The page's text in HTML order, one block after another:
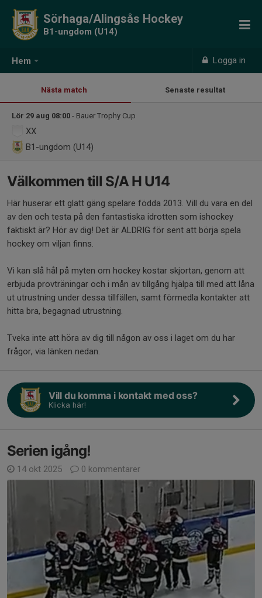
Hem Logga in
Sörhaga/Alingsås Hockey
B1-ungdom (U14)
Nästa match Senaste resultat
Lör 29 aug 08:00 - Bauer Trophy Cup
XX
B1-ungdom (U14)
Välkommen till S/A H U14
Här huserar ett glatt gäng spelare födda 2013. Vill du vara en del
av den och testa på den fantastiska idrotten som ishockey
faktiskt är? Hör av dig! Det är ALDRIG för sent att börja spela
hockey om viljan finns.
Vi kan slå hål på myten om hockey kostar skjortan, genom att
erbjuda provträningar och i mån av tillgång hjälpa till med att låna
ut utrustning under dessa tillfällen, samt förmedla kontakter att
hitta bra, begagnad utrustning.
Tveka inte att höra av dig till någon av oss i laget om du har
frågor, via länken nedan.
Vill du komma i kontakt med oss?
Klicka här!
Serien igång!
14 okt 2025 0 kommentarer